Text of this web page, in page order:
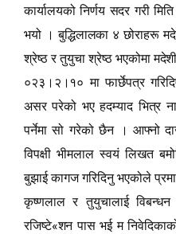
कार्यालयको निर्णय सदर गरी
भयो । बुद्धिलालका ४ छोराहरू
श्रेष्ठ र तुयुचा श्रेष्ठ भएकोमा
०२३।२।१० मा फार्छेपत्र
असर परेको भए हदम्याद भित्र
पर्नेमा सो गरेको छैन । आफ्नो
विपक्षी भीमलाल स्वयं लिखत
बुझाई कागज गरिदिनु भएकोले
कृष्णलाल र तुयुचालाई
रजिष्टे«शन पास भई म